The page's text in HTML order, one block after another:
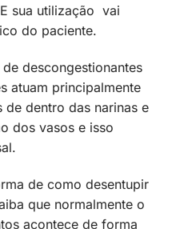
sua utilização vai
do paciente.
descongestionantes
atuam principalmente
de dentro das narinas e
dos vasos e isso
de como desentupir
que normalmente o
acontece de forma